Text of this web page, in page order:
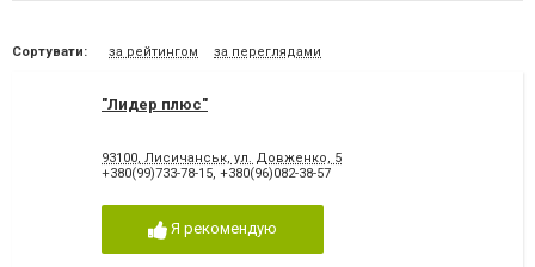
Сортувати: за рейтингом за переглядами
"Лидер плюс"
93100, Лисичанськ, ул. Довженко, 5
+380(99)733-78-15, +380(96)082-38-57
Я рекомендую